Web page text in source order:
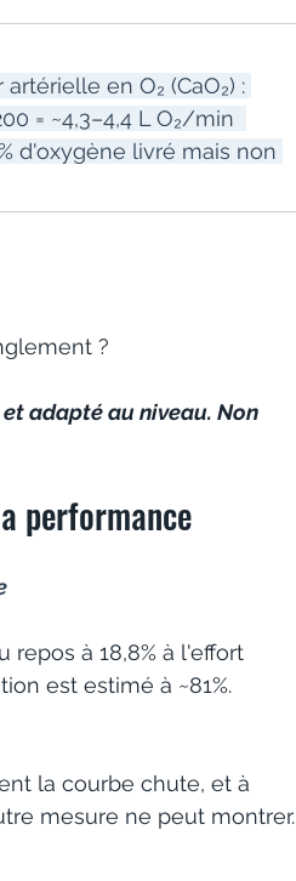
en O₂ (CaO₂) :
= ~4,3–4,4 L O₂/min
d'oxygène livré mais non
?
adapté au niveau. Non
performance
repos à 18,8% à l'effort
est estimé à ~81%.
la courbe chute, et à
mesure ne peut montrer.